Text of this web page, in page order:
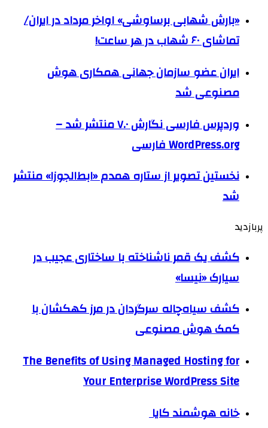
«بارش شهابی برساوشی» اواخر مرداد در ایران/
تماشای ۶۰ شهاب در هر ساعت!
ایران عضو سازمان جهانی همکاری هوش
مصنوعی شد
وردپرس فارسی نگارش ۷.۰ منتشر شد –
WordPress.org فارسی
نخستین تصویر از ستاره همدم «ابط‌الجوزا» منتشر
شد
پربازدید
کشف یک قمر ناشناخته با ساختاری عجیب در
سیارک «نیسا»
کشف سیاه‌چاله سرگردان در مرز کهکشان با
کمک هوش مصنوعی
The Benefits of Using Managed Hosting for
Your Enterprise WordPress Site
خانه هوشمند کایا